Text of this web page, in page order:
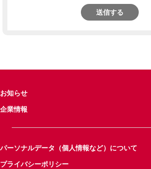
送信する
お知らせ
企業情報
パーソナルデータ（個人情報など）について
プライバシーポリシー